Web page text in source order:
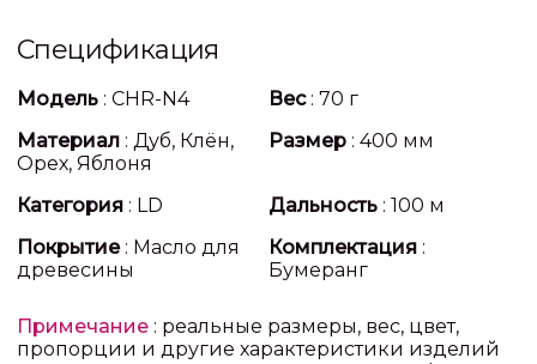
Спецификация
Модель : CHR-N4 Вес : 70 г
Материал : Дуб, Клён,
Орех, Яблоня
Размер : 400 мм
Категория : LD Дальность : 100 м
Покрытие : Масло для
древесины
Комплектация :
Бумеранг
Примечание : реальные размеры, вес, цвет,
пропорции и другие характеристики изделий